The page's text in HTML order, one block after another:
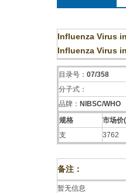
Influenza Virus
Influenza Virus
目录号： 07/358
分子式：
品牌： NIBSC/WHO
规格
市场价
支
3762
备注：
暂无信息